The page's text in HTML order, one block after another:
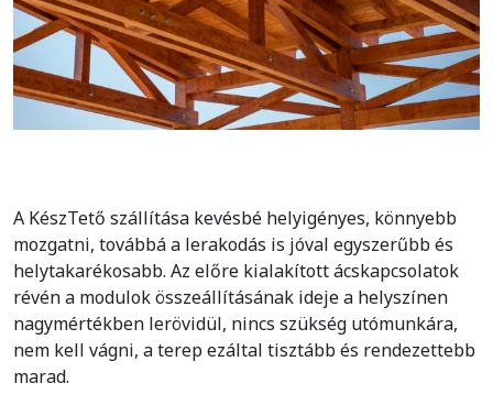
A KészTető szállítása kevésbé helyigényes, könnyebb
mozgatni, továbbá a lerakodás is jóval egyszerűbb és
helytakarékosabb. Az előre kialakított ácskapcsolatok
révén a modulok összeállításának ideje a helyszínen
nagymértékben lerövidül, nincs szükség utómunkára,
nem kell vágni, a terep ezáltal tisztább és rendezettebb
marad.